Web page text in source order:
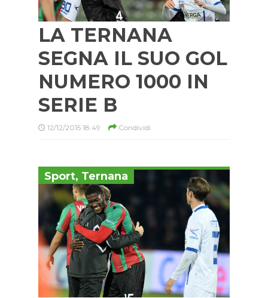
LA TERNANA
SEGNA IL SUO GOL
NUMERO 1000 IN
SERIE B
12/12/2015 18:49 Condividi
Sport, Ternana